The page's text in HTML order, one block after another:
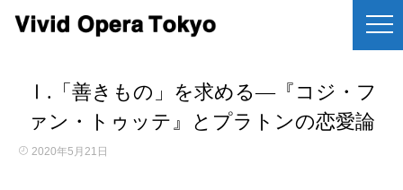
Ⅰ.「善きもの」を求める―『コジ・フ
ァン・トゥッテ』とプラトンの恋愛論
2020年5月21日